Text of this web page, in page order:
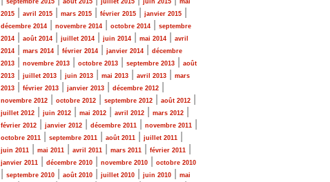
septembre 2015 août 2015 juillet 2015 juin 2015
mai
2015
avril 2015 mars 2015 février 2015 janvier 2015
décembre 2014 novembre 2014 octobre 2014
septembre
2014
août 2014 juillet 2014 juin 2014 mai 2014
avril
2014
mars 2014 février 2014 janvier 2014
décembre
2013
novembre 2013 octobre 2013 septembre 2013
août
2013
juillet 2013 juin 2013 mai 2013 avril 2013
mars
2013
février 2013 janvier 2013 décembre 2012
novembre 2012 octobre 2012 septembre 2012 août 2012
juillet 2012 juin 2012 mai 2012 avril 2012 mars 2012
février 2012 janvier 2012 décembre 2011 novembre 2011
octobre 2011 septembre 2011 août 2011 juillet 2011
juin 2011 mai 2011 avril 2011 mars 2011 février 2011
janvier 2011 décembre 2010 novembre 2010 octobre 2010
septembre 2010 août 2010 juillet 2010 juin 2010
mai